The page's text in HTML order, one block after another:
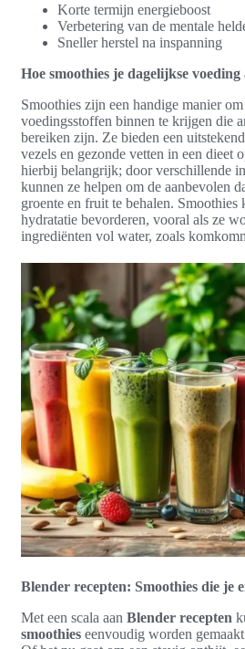
Korte termijn energieboost
Verbetering van de mentale
Sneller herstel na inspanning
Hoe smoothies je dagelijkse
Smoothies zijn een handige manier
voedingsstoffen binnen te krijgen die
bereiken zijn. Ze bieden een
vezels en gezonde vetten in een dieet
hierbij belangrijk; door verschillende
kunnen ze helpen om de aanbevolen
groente en fruit te behalen. Smoothies
hydratatie bevorderen, vooral als ze
ingrediënten vol water, zoals
Blender recepten: Smoothies die je
Met een scala aan Blender recepten
smoothies eenvoudig worden